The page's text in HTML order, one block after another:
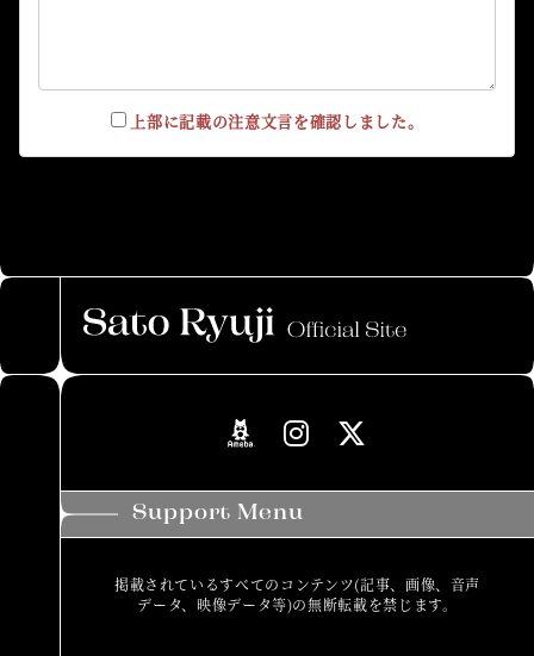
上部に記載の注意文言を確認しました。
Support Menu
掲載されているすべてのコンテンツ(記事、画像、音声
データ、映像データ等)の無断転載を禁じます。